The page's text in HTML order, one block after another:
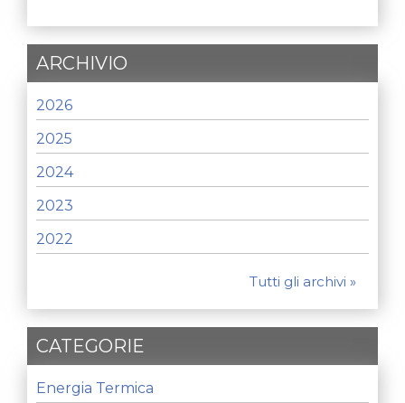
ARCHIVIO
2026
2025
2024
2023
2022
Tutti gli archivi »
CATEGORIE
Energia Termica